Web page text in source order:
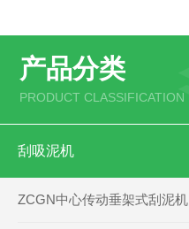
产品分类
PRODUCT CLASSIFICATION
刮吸泥机
ZCGN中心传动垂架式刮泥机